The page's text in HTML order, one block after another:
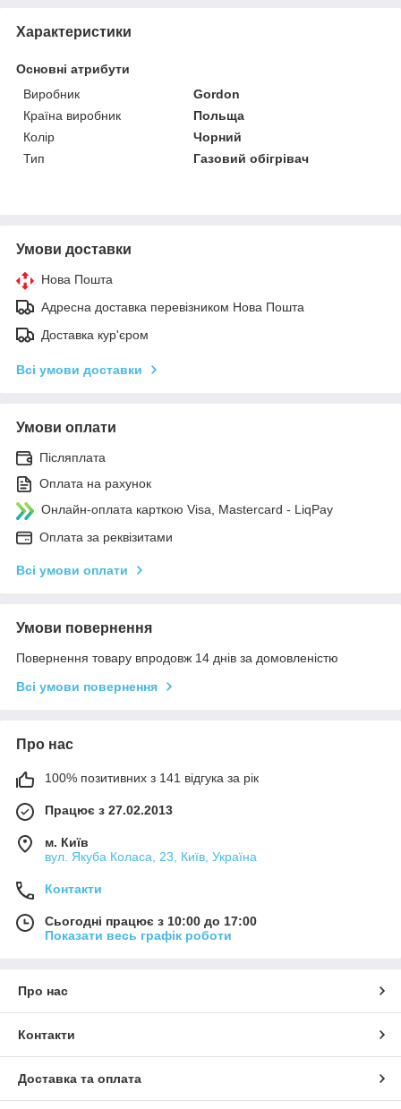
Характеристики
Основні атрибути
Виробник
Gordon
Країна виробник
Польща
Колір
Чорний
Тип
Газовий обігрівач
Умови доставки
Нова Пошта
Адресна доставка перевізником Нова Пошта
Доставка кур'єром
Всі умови доставки
Умови оплати
Післяплата
Оплата на рахунок
Онлайн-оплата карткою Visa, Mastercard - LiqPay
Оплата за реквізитами
Всі умови оплати
Умови повернення
Повернення товару впродовж 14 днів за домовленістю
Всі умови повернення
Про нас
100% позитивних з 141 відгука за рік
Працює з 27.02.2013
м. Київ
вул. Якуба Коласа, 23, Київ, Україна
Контакти
Сьогодні працює з 10:00 до 17:00
Показати весь графік роботи
Про нас
Контакти
Доставка та оплата